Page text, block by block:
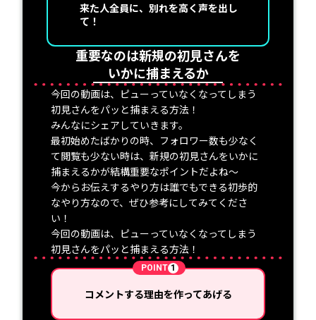
来た人全員に、別れを高く声を出し
て！
重要なのは新規の初見さんを
いかに捕まえるか
今回の動画は、ピューっていなくなってしまう
初見さんをパッと捕まえる方法！
みんなにシェアしていきます。
最初始めたばかりの時、フォロワー数も少なく
て閲覧も少ない時は、新規の初見さんをいかに
捕まえるかが結構重要なポイントだよね〜
今からお伝えするやり方は誰でもできる初歩的
なやり方なので、ぜひ参考にしてみてくださ
い！
今回の動画は、ピューっていなくなってしまう
初見さんをパッと捕まえる方法！
コメントする理由を作ってあげる
POINT 1